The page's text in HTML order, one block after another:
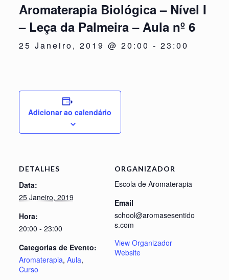
Aromaterapia Biológica – Nível I
– Leça da Palmeira – Aula nº 6
25 Janeiro, 2019 @ 20:00 - 23:00
Adicionar ao calendário
DETALHES
Data:
25 Janeiro, 2019
Hora:
20:00 - 23:00
Categorias de Evento:
Aromaterapia, Aula,
Curso
ORGANIZADOR
Escola de Aromaterapia
Email
school@aromasesentido
s.com
View Organizador
Website